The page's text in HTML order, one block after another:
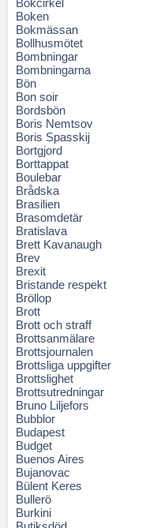
Bokcirkel
Boken
Bokmässan
Bollhusmötet
Bombningar
Bombningarna
Bön
Bon soir
Bordsbön
Boris Nemtsov
Boris Spasskij
Bortgjord
Borttappat
Boulebar
Brådska
Brasilien
Brasomdetär
Bratislava
Brett Kavanaugh
Brev
Brexit
Bristande respekt
Bröllop
Brott
Brott och straff
Brottsanmälare
Brottsjournalen
Brottsliga uppgifter
Brottslighet
Brottsutredningar
Bruno Liljefors
Bubblor
Budapest
Budget
Buenos Aires
Bujanovac
Bülent Keres
Bullerö
Burkini